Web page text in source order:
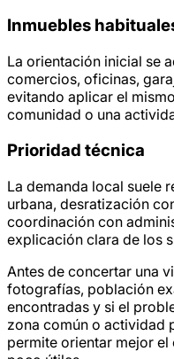
Inmuebles
La orientación inicial se
comercios, oficinas,
evitando aplicar el
comunidad o una
Prioridad técnica
La demanda local suele
urbana, desratización
coordinación con
explicación clara de los
Antes de concertar una
fotografías, población
encontradas y si el
zona común o actividad
permite orientar mejor